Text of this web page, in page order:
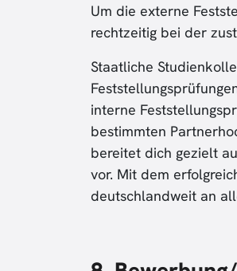
Um die externe
rechtzeitig bei der
Staatliche
interne
bestimmten
bereitet dich gezielt
vor. Mit dem
deutschlandweit an